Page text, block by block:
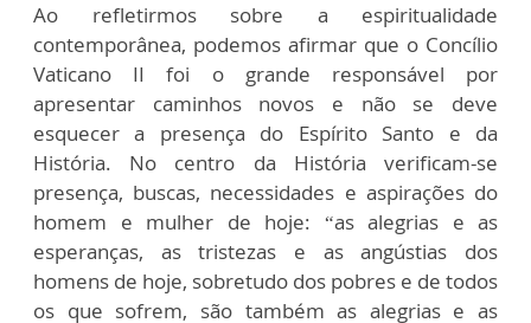
Ao refletirmos sobre a espiritualidade
contemporânea, podemos afirmar que o Concílio
Vaticano II foi o grande responsável por
apresentar caminhos novos e não se deve
esquecer a presença do Espírito Santo e da
História. No centro da História verificam-se
presença, buscas, necessidades e aspirações do
homem e mulher de hoje: “as alegrias e as
esperanças, as tristezas e as angústias dos
homens de hoje, sobretudo dos pobres e de todos
os que sofrem, são também as alegrias e as